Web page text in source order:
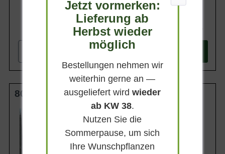
80-100 cm C20
bis zu 150 cm
Belaubung
Jetzt vormerken:
Lieferung ab
Herbst wieder
möglich
Bestellungen nehmen wir
weiterhin gerne an —
ausgeliefert wirdwieder
ab KW 38.
Nutzen Sie die
Sommerpause, um sich
Ihre Wunschpflanzen